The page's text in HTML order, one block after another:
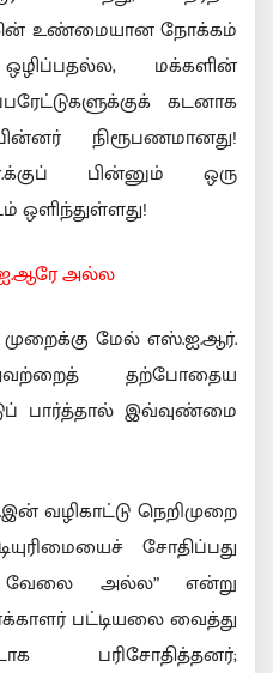
உண்மையான நோக்கம்
மக்களின்
கடனாக
நிரூபணமானது!
பின்னும் ஒரு
ஒளிந்துள்ளது!
அல்ல
முறைக்கு மேல் எஸ்.ஐ.ஆர்.
தற்போதைய
பார்த்தால் இவ்வுண்மை
வழிகாட்டு நெறிமுறை
சோதிப்பது
வேலை அல்ல” என்று
பட்டியலை வைத்து
பரிசோதித்தனர்;